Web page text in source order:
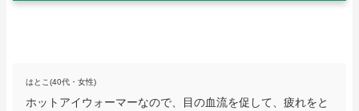
はとこ(40代・女性)
ホットアイウォーマーなので、目の血流を促して、疲れをと